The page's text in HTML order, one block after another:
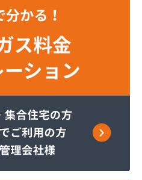
社
会社
ガスセンター
石巻店
仙台支店 石巻基地
仙台支店 仙台基地